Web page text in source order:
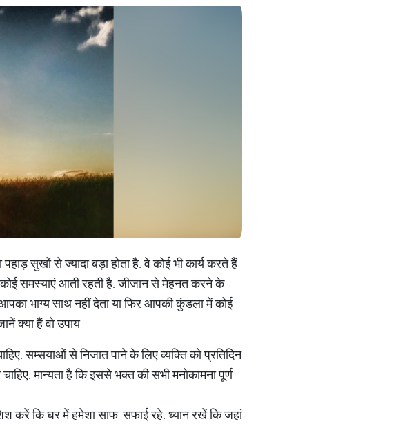
सुखों से ज्यादा बड़ा होता है. वे कोई भी कार्य करते हैं
कोई समस्याएं आती रहती है. जीजान से मेहनत करने के
भाग्य साथ नहीं देता या फिर आपकी कुंडला में कोई
क्या हैं वो उपाय
सम्सयाओं से निजात पाने के लिए व्यक्ति को प्रतिदिन
मान्यता है कि इससे भक्त की सभी मनोकामना पूर्ण
करें कि घर में हमेशा साफ-सफाई रहे. ध्यान रखें कि जहां